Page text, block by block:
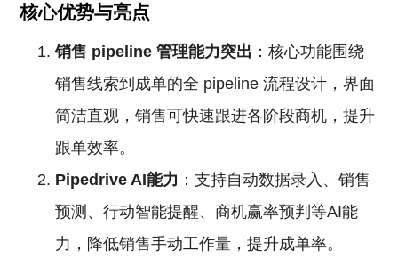
核心优势与亮点
销售 pipeline 管理能力突出 ：核心功能围绕
销售线索到成单的全 pipeline 流程设计，界面
简洁直观，销售可快速跟进各阶段商机，提升
跟单效率。
Pipedrive AI能力 ：支持自动数据录入、销售
预测、行动智能提醒、商机赢率预判等AI能
力，降低销售手动工作量，提升成单率。